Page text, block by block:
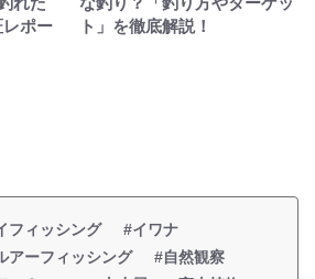
ポー
ト」を徹底解説！
フィッシング
#イワナ
アーフィッシング
#自然観察